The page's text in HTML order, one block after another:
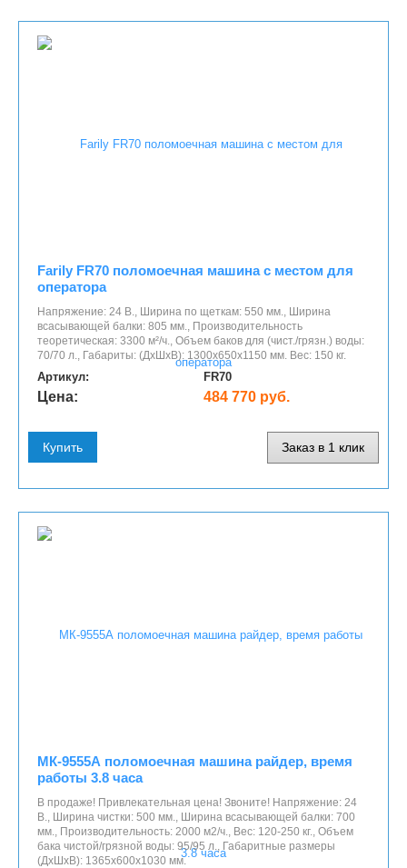
Farily FR70 поломоечная машина с местом для
оператора
Напряжение: 24 В., Ширина по щеткам: 550 мм., Ширина
всасывающей балки: 805 мм., Производительность
теоретическая: 3300 м²/ч., Объем баков для (чист./грязн.) воды:
70/70 л., Габариты: (ДхШхВ): 1300х650х1150 мм. Вес: 150 кг.
Артикул: FR70
Цена: 484 770 руб.
Купить Заказ в 1 клик
МК-9555А поломоечная машина райдер, время
работы 3.8 часа
В продаже! Привлекательная цена! Звоните! Напряжение: 24
В., Ширина чистки: 500 мм., Ширина всасывающей балки: 700
мм., Производительность: 2000 м2/ч., Вес: 120-250 кг., Объем
бака чистой/грязной воды: 95/95 л., Габаритные размеры
(ДхШхВ): 1365х600х1030 мм.